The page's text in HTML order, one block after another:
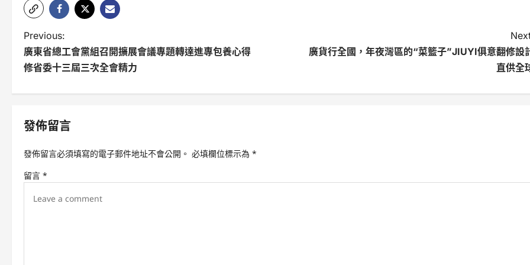
P
o
n
i
Previous:
廣東省總工會黨組召開擴展會議專題轉達進專包養心得
修省委十三屆三次全會精力
廣貨行全國，年夜灣區的“菜籃子”JIUYI俱意翻修設
直供全
發佈留言
發佈留言必須填寫的電子郵件地址不會公開。 必填欄位標示為 *
留言 *